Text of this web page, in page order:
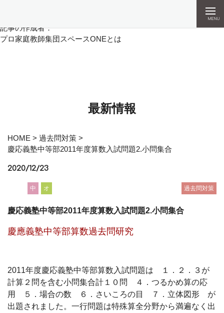
MENU
記事の作成者：
プロ家庭教師集団スペースONEとは
最新情報
HOME > 過去問対策 >
慶応義塾中等部2011年度算数入試問題2.小問集合
2020/12/23
中 オ 過去問対策
慶応義塾中等部2011年度算数入試問題2.小問集合
慶應義塾中等部算数過去問研究
2011年度慶応義塾中等部算数入試問題は １．２．３が
計算２問を含む小問集合計１０問 ４．つるかめ算の応
用 ５．場合の数 ６．さいころの目 ７．立体図形 が
出題されました。一行問題は特殊算全分野から満遍なく出